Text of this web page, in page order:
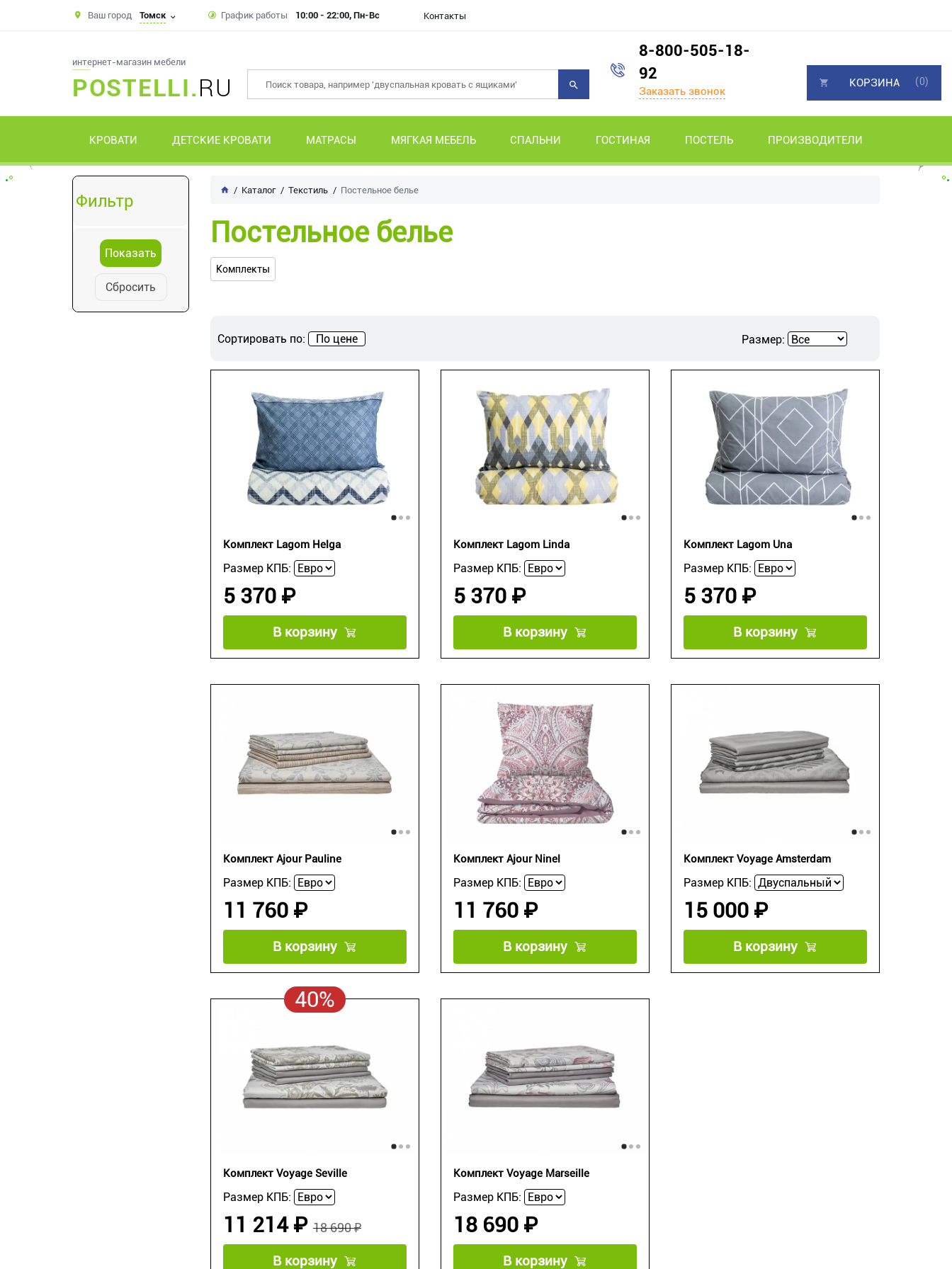
Ваш город Томск График работы 10:00 - 22:00, Пн-Вс Контакты
интернет-магазин мебели
POSTELLI.RU
8-800-505-18-
92
Заказать звонок
КРОВАТИ ДЕТСКИЕ КРОВАТИ МАТРАСЫ МЯГКАЯ МЕБЕЛЬ СПАЛЬНИ ГОСТИНАЯ ПОСТЕЛЬ ПРОИЗВОДИТЕЛИ
КОРЗИНА (0)
Фильтр
Сбросить
Каталог Текстиль Постельное белье
Постельное белье
Комплекты
Сортировать по: По цене Размер:
Комплект Lagom Helga
Размер КПБ:
5 370 ₽
В корзину
Комплект Lagom Linda
Размер КПБ:
5 370 ₽
В корзину
Комплект Lagom Una
Размер КПБ:
5 370 ₽
В корзину
Комплект Ajour Pauline
Размер КПБ:
11 760 ₽
В корзину
Комплект Ajour Ninel
Размер КПБ:
11 760 ₽
В корзину
Комплект Voyage Amsterdam
Размер КПБ:
15 000 ₽
В корзину
40%
Комплект Voyage Seville
Размер КПБ:
18 690 ₽
11 214 ₽
В корзину
Комплект Voyage Marseille
Размер КПБ:
18 690 ₽
В корзину